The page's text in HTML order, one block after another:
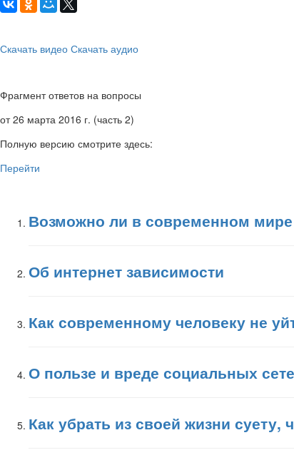
Скачать видео Скачать аудио
Фрагмент ответов на вопросы
от 26 марта 2016 г. (часть 2)
Полную версию смотрите здесь:
Перейти
Возможно ли в современном
Об интернет зависимости
Как современному человеку не
О пользе и вреде социальных
Как убрать из своей жизни